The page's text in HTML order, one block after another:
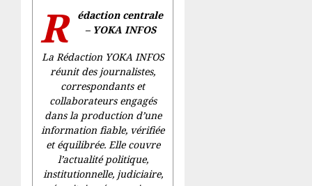
R
édaction centrale
– YOKA INFOS
La Rédaction YOKA INFOS
réunit des journalistes,
correspondants et
collaborateurs engagés
dans la production d’une
information fiable, vérifiée
et équilibrée. Elle couvre
l’actualité politique,
institutionnelle, judiciaire,